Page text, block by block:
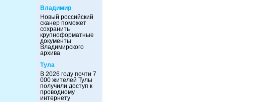
Владимир
Новый российский
сканер поможет
сохранить
крупноформатные
документы
Владимирского
архива
Тула
В 2026 году почти 7
000 жителей Тулы
получили доступ к
проводному
интернету